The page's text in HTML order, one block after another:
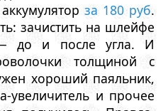
за 180 руб.
зачистить на шлейфе
до и после угла. И
толщиной с
хороший паяльник,
и прочее